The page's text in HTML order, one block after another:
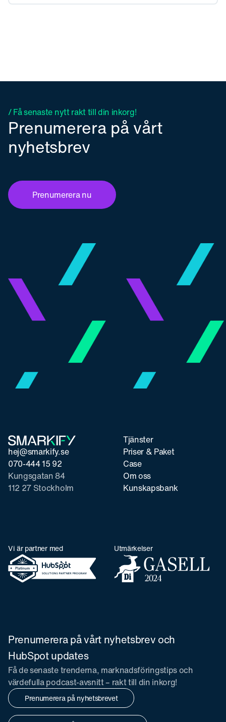
/ Få senaste nytt rakt till din inkorg!
Prenumerera på vårt
nyhetsbrev
Prenumerera nu
hej@smarkify.se
070-444 15 92
Kungsgatan 84
112 27 Stockholm
Tjänster
Priser & Paket
Case
Om oss
Kunskapsbank
Vi är partner med Utmärkelser
Prenumerera på vårt nyhetsbrev och
HubSpot updates
Få de senaste trenderna, marknadsföringstips och
värdefulla podcast-avsnitt – rakt till din inkorg!
Prenumerera på nyhetsbrevet